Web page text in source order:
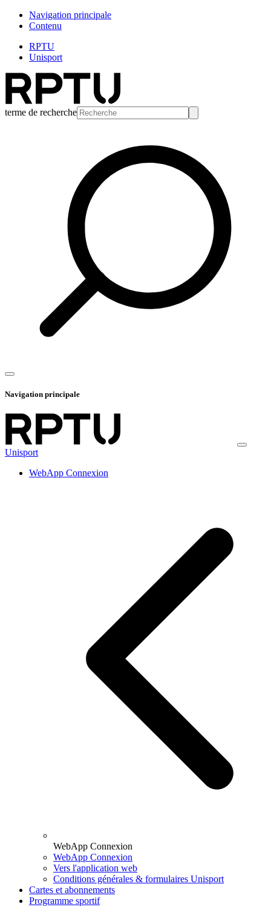
Navigation principale
Contenu
RPTU
Unisport
terme de recherche
Navigation principale
Unisport
WebApp Connexion
WebApp Connexion
WebApp Connexion
Vers l'application web
Conditions générales & formulaires Unisport
Cartes et abonnements
Programme sportif